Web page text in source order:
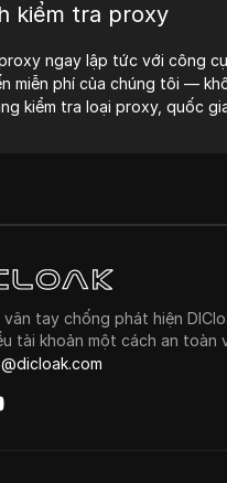
kiểm tra proxy
ngay lập tức với công
miễn phí của chúng tôi —
kiểm tra loại proxy, quốc
tay chống phát hiện
tài khoản một cách an toàn